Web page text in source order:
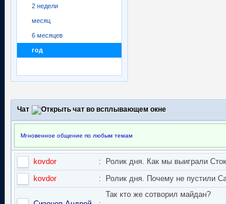
2 недели
месяц
6 месяцев
год
Чат
Мгновенное общение по любым темам
kovdor :
Ролик дня. Как мы выиграли
kovdor
: Ролик дня. Почему не пустили
Так кто же сотворил майдан?